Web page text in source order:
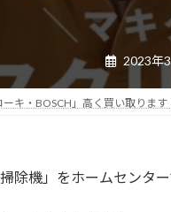
2023年
キ・BOSCH」高く買い取ります
除機」をホームセンタ